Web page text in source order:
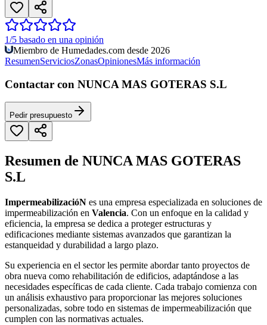
1/5 basado en una opinión
Miembro de Humedades.com desde 2026
ResumenServiciosZonasOpinionesMás información
Contactar con NUNCA MAS GOTERAS S.L
Pedir presupuesto
Resumen de NUNCA MAS GOTERAS
S.L
ImpermeabilizacióN es una empresa especializada en soluciones de
impermeabilización en Valencia. Con un enfoque en la calidad y
eficiencia, la empresa se dedica a proteger estructuras y
edificaciones mediante sistemas avanzados que garantizan la
estanqueidad y durabilidad a largo plazo.
Su experiencia en el sector les permite abordar tanto proyectos de
obra nueva como rehabilitación de edificios, adaptándose a las
necesidades específicas de cada cliente. Cada trabajo comienza con
un análisis exhaustivo para proporcionar las mejores soluciones
personalizadas, sobre todo en sistemas de impermeabilización que
cumplen con las normativas actuales.